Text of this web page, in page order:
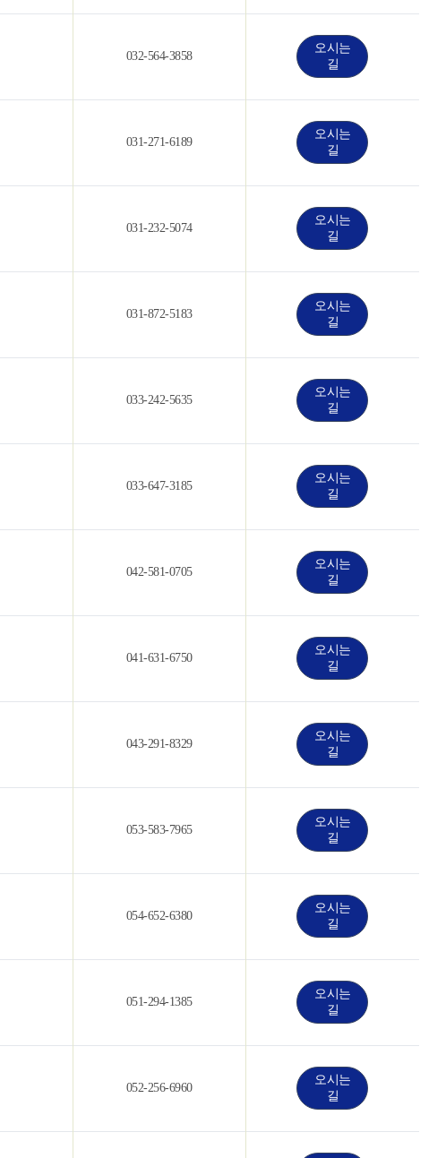
032-564-3858
오시는
길
031-271-6189
오시는
길
031-232-5074
오시는
길
031-872-5183
오시는
길
033-242-5635
오시는
길
033-647-3185
오시는
길
042-581-0705
오시는
길
041-631-6750
오시는
길
043-291-8329
오시는
길
053-583-7965
오시는
길
054-652-6380
오시는
길
051-294-1385
오시는
길
052-256-6960
오시는
길